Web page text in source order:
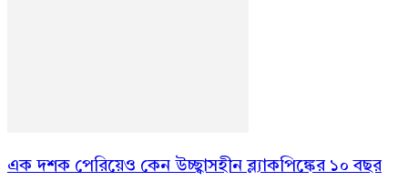
এক দশক পেরিয়েও কেন উচ্ছ্বাসহীন ব্ল্যাকপিঙ্কের ১০ বছর